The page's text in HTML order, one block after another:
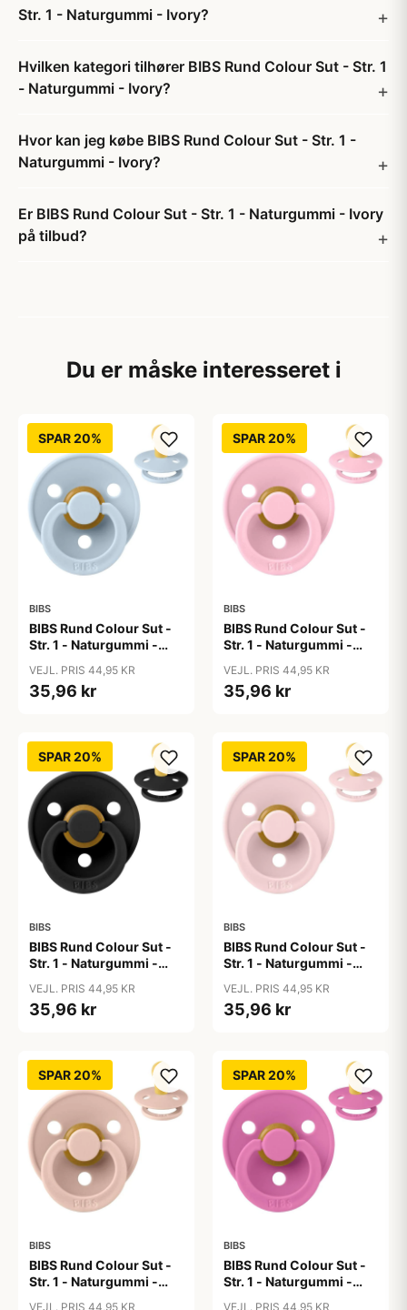
Str. 1 - Naturgummi - Ivory?
Hvilken kategori tilhører BIBS Rund Colour Sut - Str. 1
- Naturgummi - Ivory?
Hvor kan jeg købe BIBS Rund Colour Sut - Str. 1 -
Naturgummi - Ivory?
Er BIBS Rund Colour Sut - Str. 1 - Naturgummi - Ivory
på tilbud?
Du er måske interesseret i
SPAR 20%
BIBS
BIBS Rund Colour Sut -
Str. 1 - Naturgummi -
VEJL. PRIS 44,95 KR
35,96 kr
SPAR 20%
BIBS
BIBS Rund Colour Sut -
Str. 1 - Naturgummi -
VEJL. PRIS 44,95 KR
35,96 kr
SPAR 20%
BIBS
BIBS Rund Colour Sut -
Str. 1 - Naturgummi -
VEJL. PRIS 44,95 KR
35,96 kr
SPAR 20%
BIBS
BIBS Rund Colour Sut -
Str. 1 - Naturgummi -
VEJL. PRIS 44,95 KR
35,96 kr
SPAR 20%
BIBS
BIBS Rund Colour Sut -
Str. 1 - Naturgummi -
VEJL. PRIS 44,95 KR
SPAR 20%
BIBS
BIBS Rund Colour Sut -
Str. 1 - Naturgummi -
VEJL. PRIS 44,95 KR